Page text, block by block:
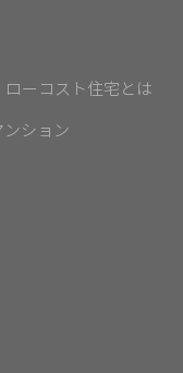
ーコスト住宅とは
ション